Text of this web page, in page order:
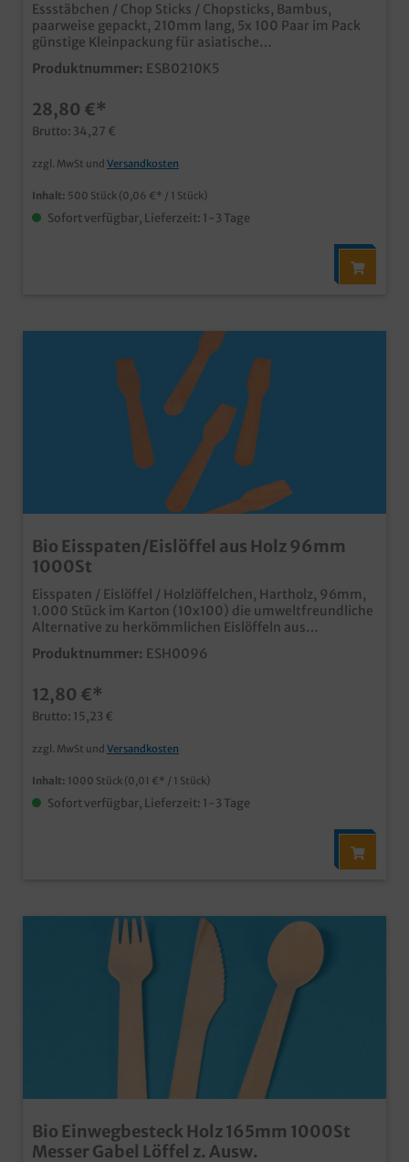
Essstäbchen / Chop Sticks / Chopsticks, Bambus,
paarweise gepackt, 210mm lang, 5x 100 Paar im Pack
günstige Kleinpackung für asiatische
Imbissbetriebe und Bistros umweltfreundlich aus
Bambusholz in Papierhülle Die Hülle kann auch
unseren Kundenservice
Produktnummer: ESB0210K5
28,80 €*
Brutto: 34,27 €
zzgl. MwSt und Versandkosten
Inhalt: 500 Stück (0,06 €* / 1 Stück)
Sofort verfügbar, Lieferzeit: 1-3 Tage
Bio Eisspaten/Eislöffel aus Holz 96mm
1000St
Eisspaten / Eislöffel / Holzlöffelchen, Hartholz, 96mm,
1.000 Stück im Karton (10x100) die umweltfreundliche
Alternative zu herkömmlichen Eislöffeln aus
Plastikideal für den Eiskrem to go Verkauf
Produktnummer: ESH0096
12,80 €*
Brutto: 15,23 €
zzgl. MwSt und Versandkosten
Inhalt: 1000 Stück (0,01 €* / 1 Stück)
Sofort verfügbar, Lieferzeit: 1-3 Tage
Bio Einwegbesteck Holz 165mm 1000St
Messer Gabel Löffel z. Ausw.